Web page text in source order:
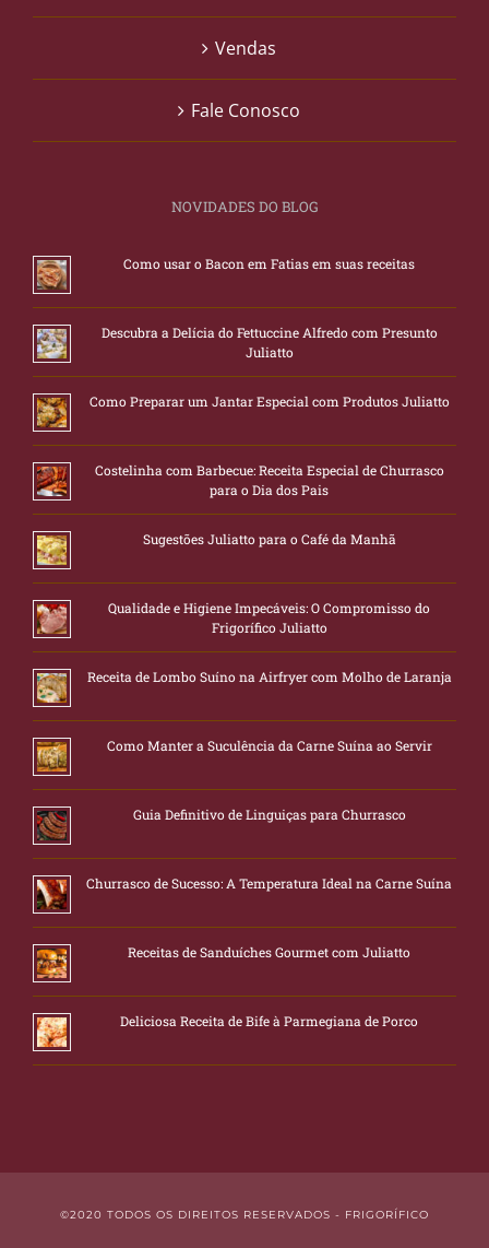
Vendas
Fale Conosco
NOVIDADES DO BLOG
Como usar o Bacon em Fatias em suas receitas
Descubra a Delícia do Fettuccine Alfredo com Presunto
Juliatto
Como Preparar um Jantar Especial com Produtos Juliatto
Costelinha com Barbecue: Receita Especial de Churrasco
para o Dia dos Pais
Sugestões Juliatto para o Café da Manhã
Qualidade e Higiene Impecáveis: O Compromisso do
Frigorífico Juliatto
Receita de Lombo Suíno na Airfryer com Molho de Laranja
Como Manter a Suculência da Carne Suína ao Servir
Guia Definitivo de Linguiças para Churrasco
Churrasco de Sucesso: A Temperatura Ideal na Carne Suína
Receitas de Sanduíches Gourmet com Juliatto
Deliciosa Receita de Bife à Parmegiana de Porco
©2020 TODOS OS DIREITOS RESERVADOS - FRIGORÍFICO